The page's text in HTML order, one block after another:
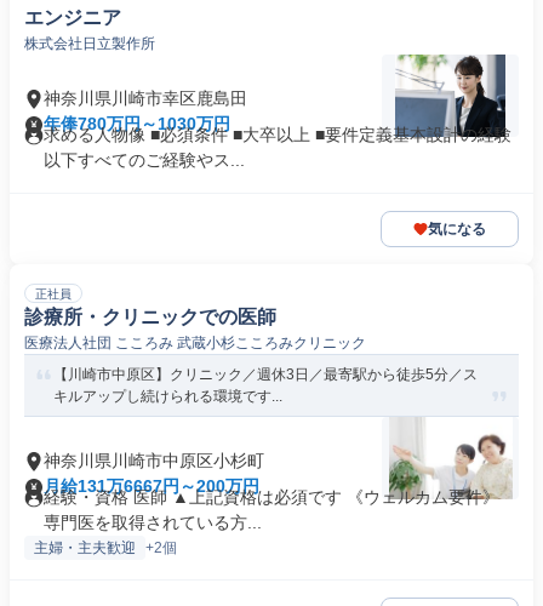
エンジニア
株式会社日立製作所
神奈川県川崎市幸区鹿島田
年俸780万円～1030万円
求める人物像 ■必須条件 ■大卒以上 ■要件定義基本設計の経験
以下すべてのご経験やス...
気になる
正社員
診療所・クリニックでの医師
医療法人社団 こころみ 武蔵小杉こころみクリニック
【川崎市中原区】クリニック／週休3日／最寄駅から徒歩5分／ス
キルアップし続けられる環境です...
神奈川県川崎市中原区小杉町
月給131万6667円～200万円
経験・資格 医師 ▲上記資格は必須です 《ウェルカム要件》
専門医を取得されている方...
主婦・主夫歓迎 +2個